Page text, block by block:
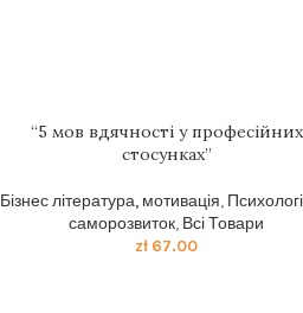
“5 мов вдячності у професійних
стосунках”
Бізнес література, мотивація,
саморозвиток, Всі Товари
zł 67.00